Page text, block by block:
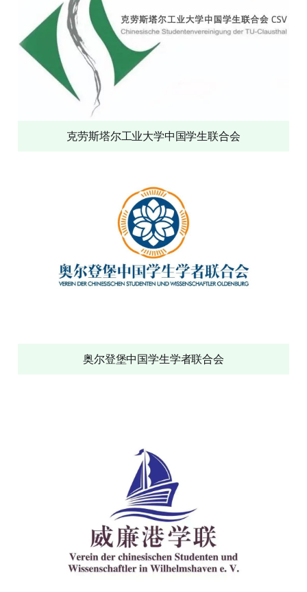
克劳斯塔尔工业大学中国学生联合会
奥尔登堡中国学生学者联合会